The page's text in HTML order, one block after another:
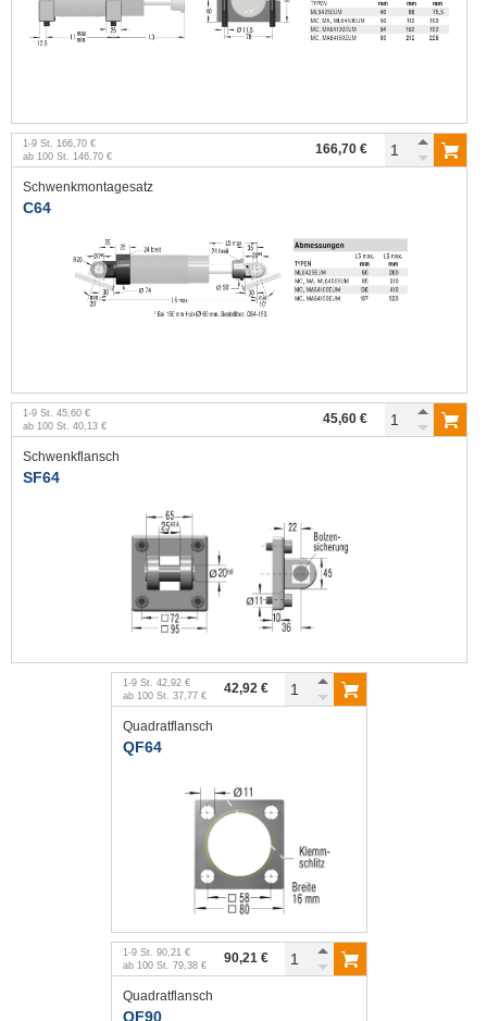
1 -9 St. 166,70 €
ab 100 St. 146,70 € 166,70 €
Schwenkmontagesatz
C64
1 -9 St. 45,60 €
ab 100 St. 40,13 € 45,60 €
Schwenkflansch
SF64
1 -9 St. 42,92 €
ab 100 St. 37,77 € 42,92 €
Quadratflansch
QF64
1 -9 St. 90,21 €
ab 100 St. 79,38 € 90,21 €
Quadratflansch
QF90